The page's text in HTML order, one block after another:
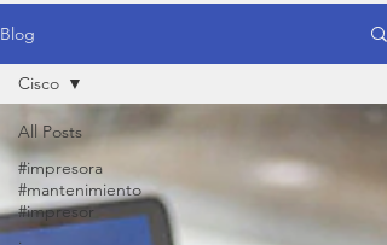
Blog
All Posts
#impresora
#mantenimiento
#impresor
Cisco